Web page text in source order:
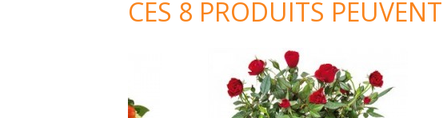
CES 8 PRODUITS